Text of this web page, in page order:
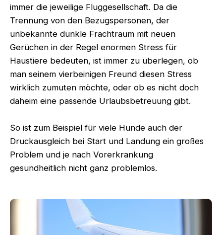
immer die jeweilige Fluggesellschaft. Da die
Trennung von den Bezugspersonen, der
unbekannte dunkle Frachtraum mit neuen
Gerüchen in der Regel enormen Stress für
Haustiere bedeuten, ist immer zu überlegen, ob
man seinem vierbeinigen Freund diesen Stress
wirklich zumuten möchte, oder ob es nicht doch
daheim eine passende Urlaubsbetreuung gibt.
So ist zum Beispiel für viele Hunde auch der
Druckausgleich bei Start und Landung ein großes
Problem und je nach Vorerkrankung
gesundheitlich nicht ganz problemlos.